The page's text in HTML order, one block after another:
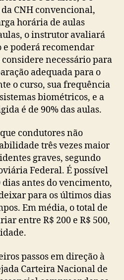
CNH convencional,
horária de aulas
o instrutor avaliará
poderá recomendar
necessário para
adequada para o
o curso, sua frequência
biométricos, e a
é de 90% das aulas.
condutores não
três vezes maior
graves, segundo
Federal. É possível
dias antes do vencimento,
para os últimos dias
Em média, o total de
entre R$ 200 e R$ 500,
passos em direção à
Carteira Nacional de